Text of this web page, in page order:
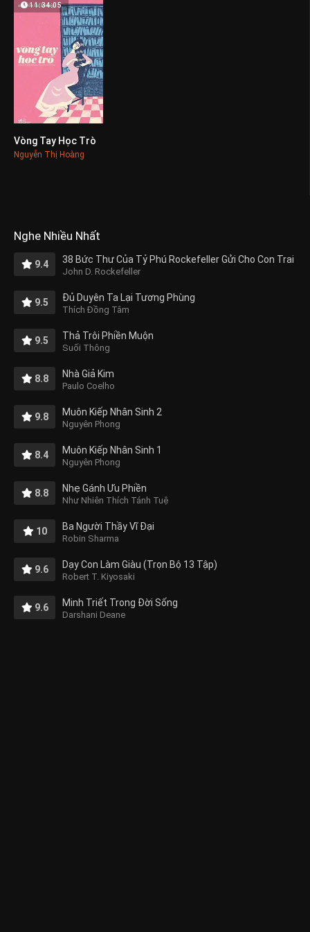
0
11:34:05
Vòng Tay Học Trò
Nguyễn Thị Hoàng
Nghe Nhiều Nhất
9.4 38 Bức Thư Của Tỷ Phú Rockefeller Gửi Cho Con Trai
John D. Rockefeller
9.5 Đủ Duyên Ta Lại Tương Phùng
Thích Đồng Tâm
9.5 Thả Trôi Phiền Muộn
Suối Thông
8.8 Nhà Giả Kim
Paulo Coelho
9.8 Muôn Kiếp Nhân Sinh 2
Nguyên Phong
8.4 Muôn Kiếp Nhân Sinh 1
Nguyên Phong
8.8 Nhẹ Gánh Ưu Phiền
Như Nhiên Thích Tánh Tuệ
10 Ba Người Thầy Vĩ Đại
Robin Sharma
9.6 Dạy Con Làm Giàu (Trọn Bộ 13 Tập)
Robert T. Kiyosaki
9.6 Minh Triết Trong Đời Sống
Darshani Deane